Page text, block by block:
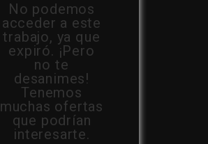
No podemos
acceder a este
trabajo, ya que
expiró. ¡Pero
no te
desanimes!
Tenemos
muchas ofertas
que podrían
interesarte.